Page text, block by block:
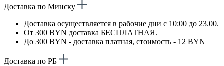
Доставка по Минску
Доставка осуществляется в рабочие дни с 10:00 до 23.00.
От 300 BYN доставка БЕСПЛАТНАЯ.
До 300 BYN - доставка платная, стоимость - 12 BYN
Доставка по РБ